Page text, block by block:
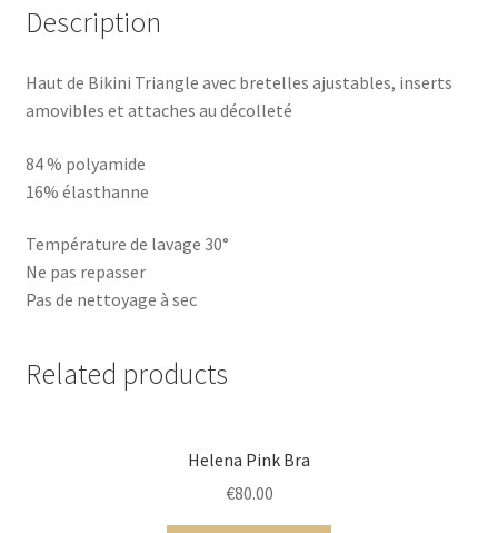
Description
Haut de Bikini Triangle avec bretelles ajustables, inserts
amovibles et attaches au décolleté
84 % polyamide
16% élasthanne
Température de lavage 30°
Ne pas repasser
Pas de nettoyage à sec
Related products
Helena Pink Bra
€80.00